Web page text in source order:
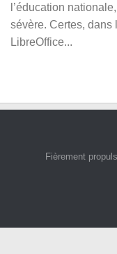
l’éducation
sévère. Certes, dans
LibreOffice...
Fièrement